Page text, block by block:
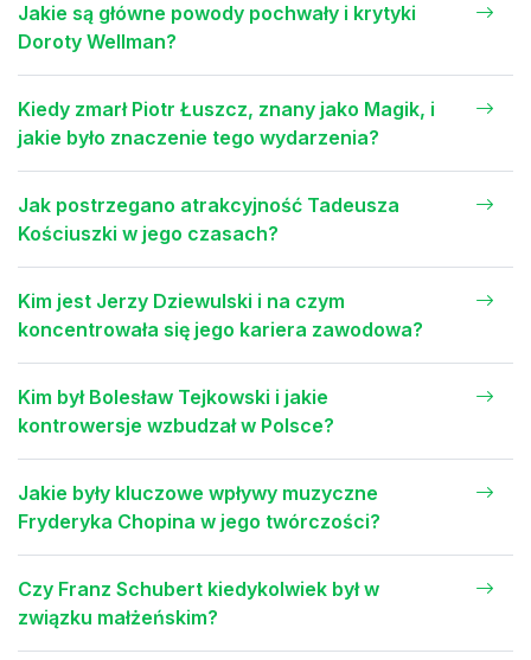
Jakie są główne powody pochwały i krytyki
Doroty Wellman?
Kiedy zmarł Piotr Łuszcz, znany jako Magik, i
jakie było znaczenie tego wydarzenia?
Jak postrzegano atrakcyjność Tadeusza
Kościuszki w jego czasach?
Kim jest Jerzy Dziewulski i na czym
koncentrowała się jego kariera zawodowa?
Kim był Bolesław Tejkowski i jakie
kontrowersje wzbudzał w Polsce?
Jakie były kluczowe wpływy muzyczne
Fryderyka Chopina w jego twórczości?
Czy Franz Schubert kiedykolwiek był w
związku małżeńskim?